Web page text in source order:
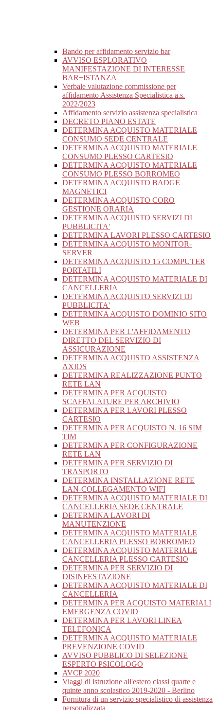
Bando per affidamento servizio bar
AVVISO ESPLORATIVO
MANIFESTAZIONE DI INTERESSE
BAR+ISTANZA
Verbale valutazione commissione per
affidamento Assistenza Specialistica a.s.
2022/2023
Affidamento servizio assistenza specialistica
DECRETO PIANO ESTATE
DETERMINA ACQUISTO MATERIALE
CONSUMO SEDE CENTRALE
DETERMINA ACQUISTO MATERIALE
CONSUMO PLESSO CARTESIO
DETERMINA ACQUISTO MATERIALE
CONSUMO PLESSO BORROMEO
DETERMINA ACQUISTO BADGE
MAGNETICI
DETERMINA ACQUISTO CORO
GESTIONE ORARIA
DETERMINA ACQUISTO SERVIZI DI
PUBBLICITA'
DETERMINA LAVORI PLESSO CARTESIO
DETERMINA ACQUISTO MONITOR-
SERVER
DETERMINA ACQUISTO 15 COMPUTER
PORTATILI
DETERMINA ACQUISTO MATERIALE DI
CANCELLERIA
DETERMINA ACQUISTO SERVIZI DI
PUBBLICITA'
DETERMINA ACQUISTO DOMINIO SITO
WEB
DETERMINA PER L'AFFIDAMENTO
DIRETTO DEL SERVIZIO DI
ASSICURAZIONE
DETERMINA ACQUISTO ASSISTENZA
AXIOS
DETERMINA REALIZZAZIONE PUNTO
RETE LAN
DETERMINA PER ACQUISTO
SCAFFALATURE PER ARCHIVIO
DETERMINA PER LAVORI PLESSO
CARTESIO
DETERMINA PER ACQUISTO N. 16 SIM
TIM
DETERMINA PER CONFIGURAZIONE
RETE LAN
DETERMINA PER SERVIZIO DI
TRASPORTO
DETERMINA INSTALLAZIONE RETE
LAN-COLLEGAMENTO WIFI
DETERMINA ACQUISTO MATERIALE DI
CANCELLERIA SEDE CENTRALE
DETERMINA LAVORI DI
MANUTENZIONE
DETERMINA ACQUISTO MATERIALE
CANCELLERIA PLESSO BORROMEO
DETERMINA ACQUISTO MATERIALE
CANCELLERIA PLESSO CARTESIO
DETERMINA PER SERVIZIO DI
DISINFESTAZIONE
DETERMINA ACQUISTO MATERIALE DI
CANCELLERIA
DETERMINA PER ACQUISTO MATERIALI
EMERGENZA COVID
DETERMINA PER LAVORI LINEA
TELEFONICA
DETERMINA ACQUISTO MATERIALE
PREVENZIONE COVID
AVVISO PUBBLICO DI SELEZIONE
ESPERTO PSICOLOGO
AVCP 2020
Viaggi di istruzione all'estero classi quarte e
quinte anno scolastico 2019-2020 - Berlino
Fornitura di un servizio specialistico di assistenza
personalizzata